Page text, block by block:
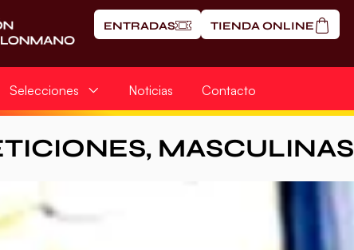
ENTRADAS TIENDA ONLINE
Selecciones Noticias Contacto
, MASCULINAS